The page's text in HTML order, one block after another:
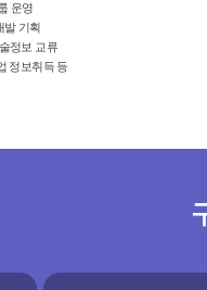
운영
발 기획
정보 교류
정보취득 등